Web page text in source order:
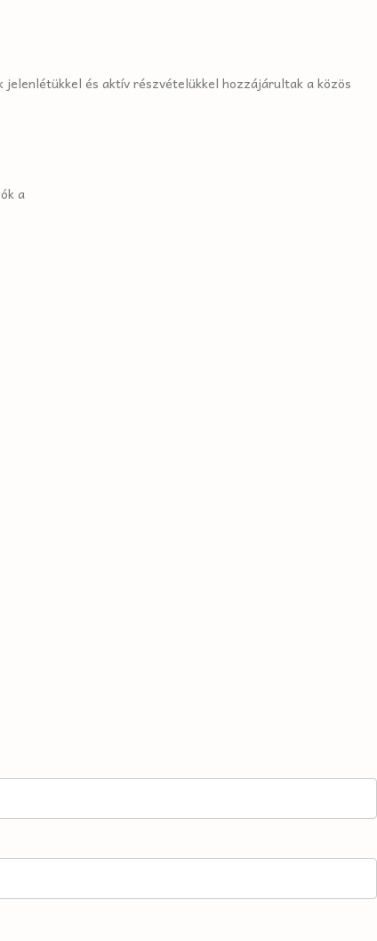
jelenlétükkel és aktív részvételükkel hozzájárultak a közös
a